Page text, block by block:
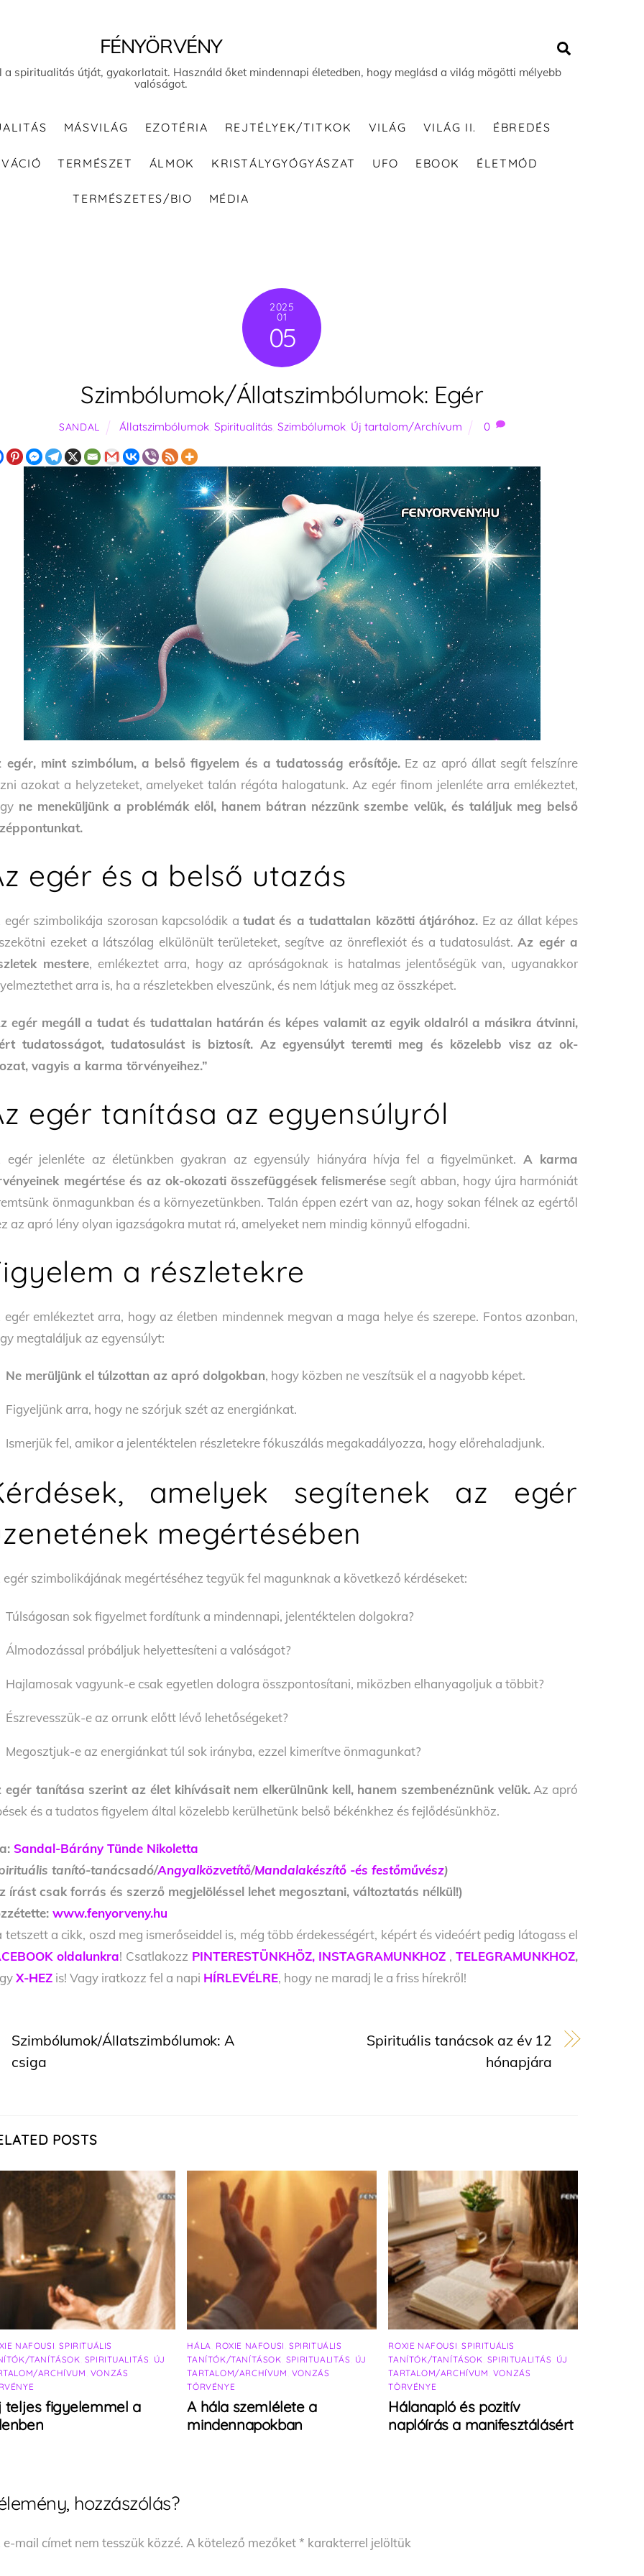
FÉNYÖRVÉNY
a spiritualitás útját, gyakorlatait. Használd őket mindennapi életedben, hogy meglásd a világ mögötti mélyebb
valóságot.
MÁSVILÁG EZOTÉRIA REJTÉLYEK/TITKOK VILÁG VILÁG II. ÉBREDÉS
TERMÉSZET ÁLMOK KRISTÁLYGYÓGYÁSZAT UFO EBOOK ÉLETMÓD
TERMÉSZETES/BIO MÉDIA
2025
01
05
Szimbólumok/Állatszimbólumok: Egér
SANDAL Állatszimbólumok, Spiritualitás, Szimbólumok, Új tartalom/Archívum 0
egér, mint szimbólum, a belső figyelem és a tudatosság erősítője. Ez az apró állat segít felszínre
azokat a helyzeteket, amelyeket talán régóta halogatunk. Az egér finom jelenléte arra emlékeztet,
ne meneküljünk a problémák elől, hanem bátran nézzünk szembe velük, és találjuk meg belső
egér és a belső utazás
egér szimbolikája szorosan kapcsolódik atudat és a tudattalan közötti átjáróhoz. Ez az állat képes
ezeket a látszólag elkülönült területeket, segítve az önreflexiót és a tudatosulást.Az egér a
mestere, emlékeztet arra, hogy az apróságoknak is hatalmas jelentőségük van, ugyanakkor
arra is, ha a részletekben elveszünk, és nem látjuk meg az összképet.
egér megáll a tudat és tudattalan határán és képes valamit az egyik oldalról a másikra átvinni,
tudatosságot, tudatosulást is biztosít. Az egyensúlyt teremti meg és közelebb visz az ok-
vagyis a karma törvényeihez.”
egér tanítása az egyensúlyról
egér jelenléte az életünkben gyakran az egyensúly hiányára hívja fel a figyelmünket. A karma
megértése és az ok-okozati összefüggések felismerése segít abban, hogy újra harmóniát
önmagunkban és a környezetünkben. Talán éppen ezért van az, hogy sokan félnek az egértől
az apró lény olyan igazságokra mutat rá, amelyeket nem mindig könnyű elfogadni.
a részletekre
egér emlékeztet arra, hogy az életben mindennek megvan a maga helye és szerepe. Fontos azonban,
megtaláljuk az egyensúlyt:
Ne merüljünk el túlzottan az apró dolgokban, hogy közben ne veszítsük el a nagyobb képet.
Figyeljünk arra, hogy ne szórjuk szét az energiánkat.
Ismerjük fel, amikor a jelentéktelen részletekre fókuszálás megakadályozza, hogy előrehaladjunk.
amelyek segítenek az egér
megértésében
egér szimbolikájának megértéséhez tegyük fel magunknak a következő kérdéseket:
Túlságosan sok figyelmet fordítunk a mindennapi, jelentéktelen dolgokra?
Álmodozással próbáljuk helyettesíteni a valóságot?
Hajlamosak vagyunk-e csak egyetlen dologra összpontosítani, miközben elhanyagoljuk a többit?
Észrevesszük-e az orrunk előtt lévő lehetőségeket?
Megosztjuk-e az energiánkat túl sok irányba, ezzel kimerítve önmagunkat?
egér tanítása szerint az élet kihívásait nem elkerülnünk kell, hanem szembenéznünk velük.Az apró
és a tudatos figyelem által közelebb kerülhetünk belső békénkhez és fejlődésünkhöz.
Sandal-Bárány Tünde Nikoletta
tanító-tanácsadó/Angyalközvetítő/Mandalakészítő -és festőművész)
írást csak forrás és szerző megjelöléssel lehet megosztani, változtatás nélkül!)
www.fenyorveny.hu
tetszett a cikk, oszd meg ismerőseiddel is, még több érdekességért, képért és videóért pedig látogass el
oldalunkra! Csatlakozz PINTERESTÜNKHÖZ, INSTAGRAMUNKHOZ , TELEGRAMUNKHOZ,
X-HEZ is! Vagy iratkozz fel a napi HÍRLEVÉLRE, hogy ne maradj le a friss hírekről!
Szimbólumok/Állatszimbólumok: A
csiga
Spirituális tanácsok az év 12
hónapjára
POSTS
NAFOUSI ,SPIRITUÁLIS
TANÍTÁSOK SPIRITUALITÁS ÚJ
ARCHÍVUM VONZÁS
teljes figyelemmel a
HÁLA ROXIE NAFOUSI SPIRITUÁLIS
TANÍTÓK/TANÍTÁSOK SPIRITUALITÁS ÚJ
TARTALOM/ARCHÍVUM VONZÁS
TÖRVÉNYE
A hála szemlélete a
mindennapokban
ROXIE NAFOUSI ,SPIRITUÁLIS
TANÍTÓK/TANÍTÁSOK SPIRITUALITÁS ÚJ
TARTALOM/ARCHÍVUM VONZÁS
TÖRVÉNYE
Hálanapló és pozitív
naplóírás a manifesztálásért
hozzászólás?
e-mail címet nem tesszük közzé. A kötelező mezőket* karakterrel jelöltük